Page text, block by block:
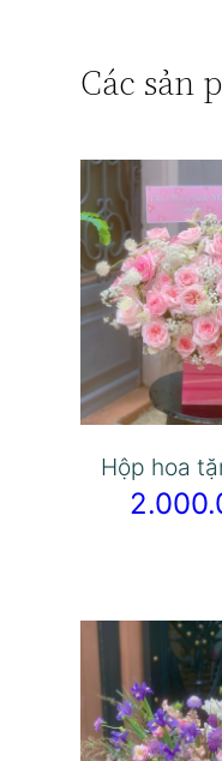
Các sản
Hộp hoa